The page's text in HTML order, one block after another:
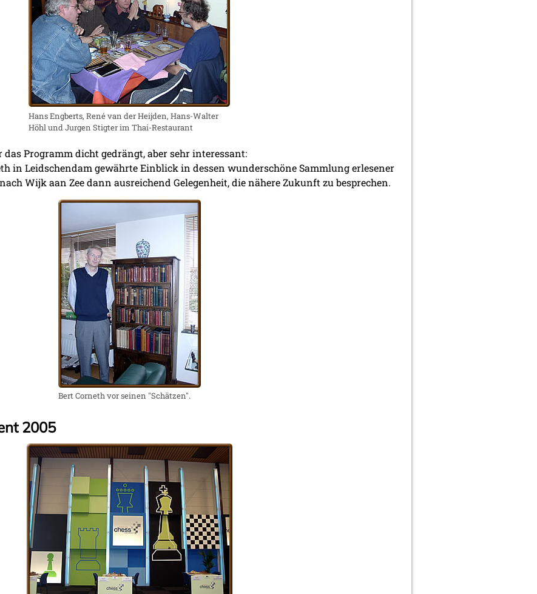
Hans Engberts, René van der Heijden, Hans-Walter
Höhl und Jurgen Stigter im Thai-Restaurant
das Programm dicht gedrängt, aber sehr interessant:
in Leidschendam gewährte Einblick in dessen wunderschöne Sammlung erlesener
Wijk aan Zee dann ausreichend Gelegenheit, die nähere Zukunft zu besprechen.
Bert Corneth vor seinen "Schätzen".
2005